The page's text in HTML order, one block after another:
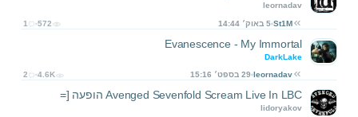
leornadav
St1M 5 באוק׳ 14:44 1 572
Evanescence - My Immortal
DarkLake
leornadav 29 בספט׳ 15:16 2 4.6K
Avenged Sevenfold Scream Live In LBC הופעה [=
lidoryakov